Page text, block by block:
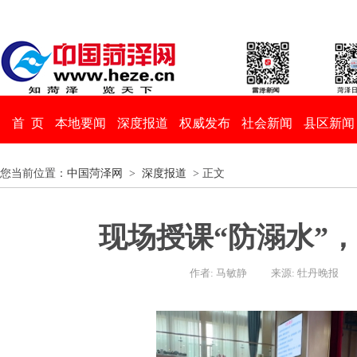
首 页 本地要闻 深度报道 权威发布 社会新闻 县区新闻
您当前位置： 中国菏泽网 > 深度报道 > 正文
现场授课“防溺水”
作者: 马敏静 来源: 牡丹晚报